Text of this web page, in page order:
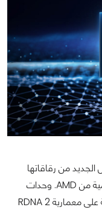
من رقاقاتها
والتي ستأتي لأول مرة بوحدات معالجة رسومية من AMD. وحدات
المعالجة الرسومية في الرقائق المرتقبة مبنية على معمارية RDNA 2